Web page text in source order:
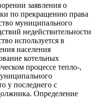
заявления о
по прекращению права
муниципального
недействительности
используется в
населения
котельных
процессе тепло-,
у последнего с
Определение